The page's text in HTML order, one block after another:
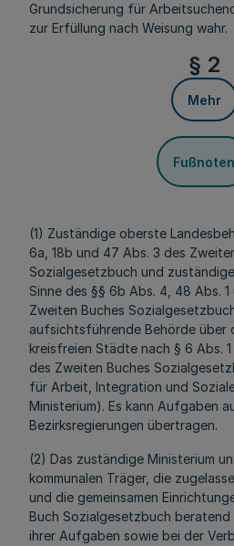
Grundsicherung für
zur Erfüllung nach Weisung wahr.
§ 2
Mehr
Fußnoten
(1) Zuständige oberste
6a, 18b und 47 Abs. 3 des
Sozialgesetzbuch und
Sinne des §§ 6b Abs. 4, 48 Abs.
Zweiten Buches
aufsichtsführende Behörde über
kreisfreien Städte nach § 6 Abs.
des Zweiten Buches
für Arbeit, Integration und
Ministerium). Es kann Aufgaben
Bezirksregierungen übertragen.
(2) Das zuständige Ministerium
kommunalen Träger, die
und die gemeinsamen
Buch Sozialgesetzbuch
ihrer Aufgaben sowie bei der